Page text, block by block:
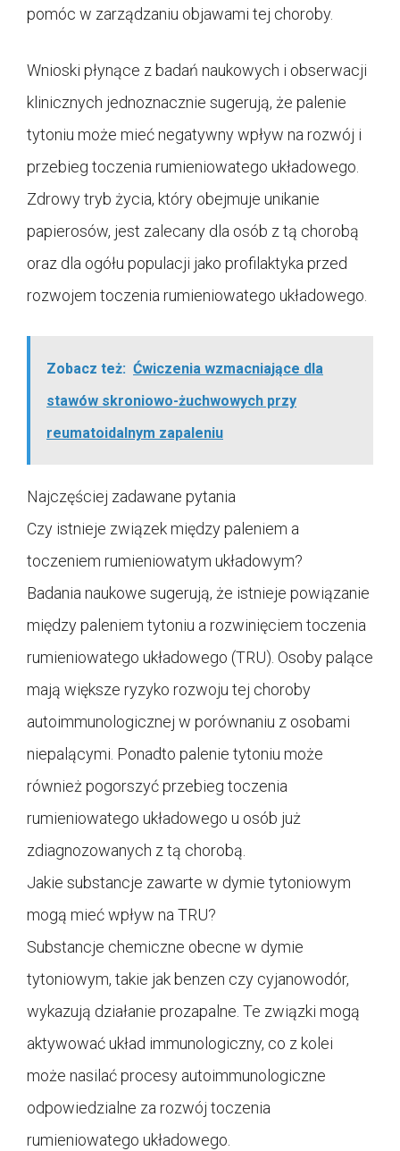
pomóc w zarządzaniu objawami tej choroby.
Wnioski płynące z badań naukowych i obserwacji
klinicznych jednoznacznie sugerują, że palenie
tytoniu może mieć negatywny wpływ na rozwój i
przebieg toczenia rumieniowatego układowego.
Zdrowy tryb życia, który obejmuje unikanie
papierosów, jest zalecany dla osób z tą chorobą
oraz dla ogółu populacji jako profilaktyka przed
rozwojem toczenia rumieniowatego układowego.
Zobacz też: Ćwiczenia wzmacniające dla
stawów skroniowo-żuchwowych przy
reumatoidalnym zapaleniu
Najczęściej zadawane pytania
Czy istnieje związek między paleniem a
toczeniem rumieniowatym układowym?
Badania naukowe sugerują, że istnieje powiązanie
między paleniem tytoniu a rozwinięciem toczenia
rumieniowatego układowego (TRU). Osoby palące
mają większe ryzyko rozwoju tej choroby
autoimmunologicznej w porównaniu z osobami
niepalącymi. Ponadto palenie tytoniu może
również pogorszyć przebieg toczenia
rumieniowatego układowego u osób już
zdiagnozowanych z tą chorobą.
Jakie substancje zawarte w dymie tytoniowym
mogą mieć wpływ na TRU?
Substancje chemiczne obecne w dymie
tytoniowym, takie jak benzen czy cyjanowodór,
wykazują działanie prozapalne. Te związki mogą
aktywować układ immunologiczny, co z kolei
może nasilać procesy autoimmunologiczne
odpowiedzialne za rozwój toczenia
rumieniowatego układowego.